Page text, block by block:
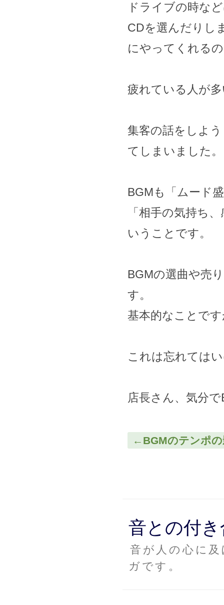
ドライブの時な
CDを選んだりし
にやってくれる
疲れている人が
集客の話をしよ
てしまいました。
BGMも「ムード
「相手の気持ち
いうことです。
BGMの選曲や売
す。
基本的なことで
これは忘れては
店長さん、気分
←BGMのテンポの
音との付
音が人の心に
ガです。